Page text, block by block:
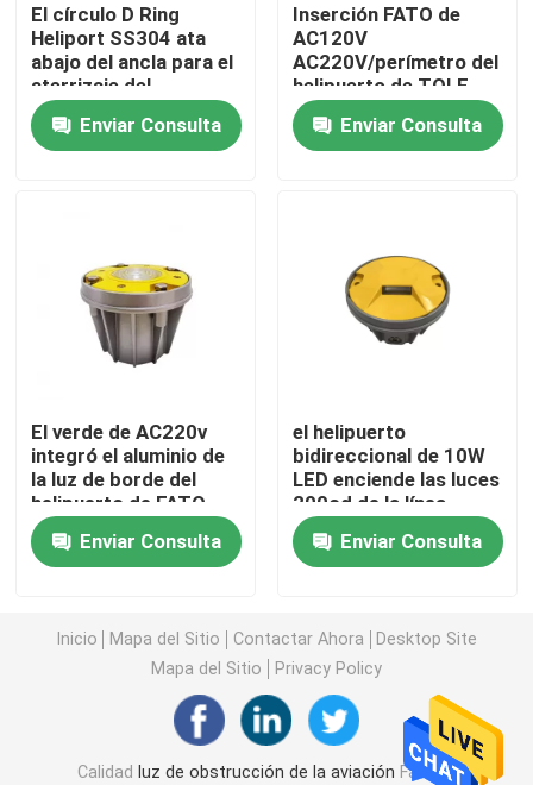
Pida una cita
luz de obstrucción de la aviación
Luces de aterrizaje del helipuerto
Luces accionadas solares del movimiento
Piloto del tráfico solar
Regulador de la luz de obstrucción
Pilotos de los aviones
El círculo D Ring
Heliport SS304 ata
abajo del ancla para el
aterrizaje del
helicóptero
Enviar Consulta
Inserción FATO de
AC120V
AC220V/perímetro del
helipuerto de TOLF
que aterriza luces
verdesEnviar Consulta
El verde de AC220v
integró el aluminio de
la luz de borde del
helipuerto de FATO
10W
Enviar Consulta
el helipuerto
bidireccional de 10W
LED enciende las luces
200cd de la línea
central de la pista
Enviar Consulta
Inicio Mapa del Sitio Contactar Ahora
Desktop Site
Mapa del Sitio
Privacy Policy
Calidad luz de obstrucción de la aviación Fábrica